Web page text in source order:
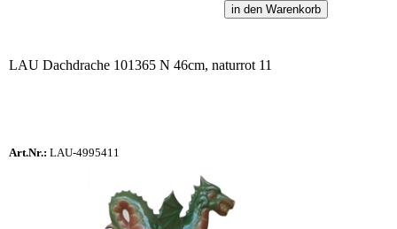
in den Warenkorb
LAU Dachdrache 101365 N 46cm, naturrot 11
Art.Nr.: LAU-4995411